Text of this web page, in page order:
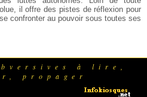
il offre des pistes de réflexion pour
se confronter au pouvoir sous toutes ses
à lire,
propager